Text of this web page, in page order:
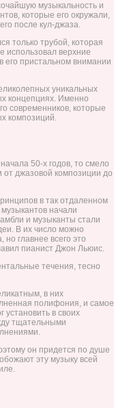
музыкальность и
которые его окружали,
после кул-джаза.
только трубой, которая
использовал верхние
его пристальном внимании
уникальных
концепциях. Именно
современников, которые
композиций.
50-х годов, то смело
джазовой композиции до
в так отдаленном
начали
и музыканты стали
В их число можно
главнее всего это
пианист Джон Льюис.
течения, тесно
в них
полифония, и самое
установить в своих
тщательными
он придется по душе
эту музыку всей